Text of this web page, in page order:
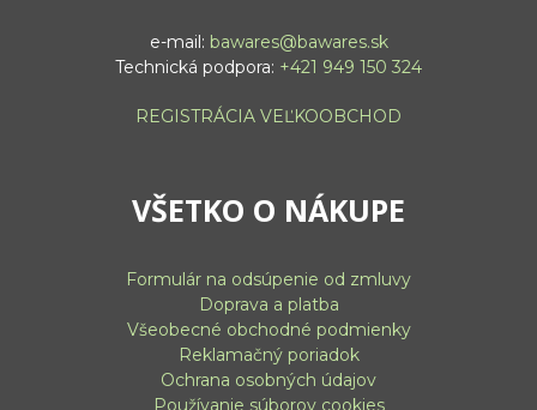
e-mail: bawares@bawares.sk
Technická podpora: +421 949 150 324
REGISTRÁCIA VEĽKOOBCHOD
VŠETKO O NÁKUPE
Formulár na odsúpenie od zmluvy
Doprava a platba
Všeobecné obchodné podmienky
Reklamačný poriadok
Ochrana osobných údajov